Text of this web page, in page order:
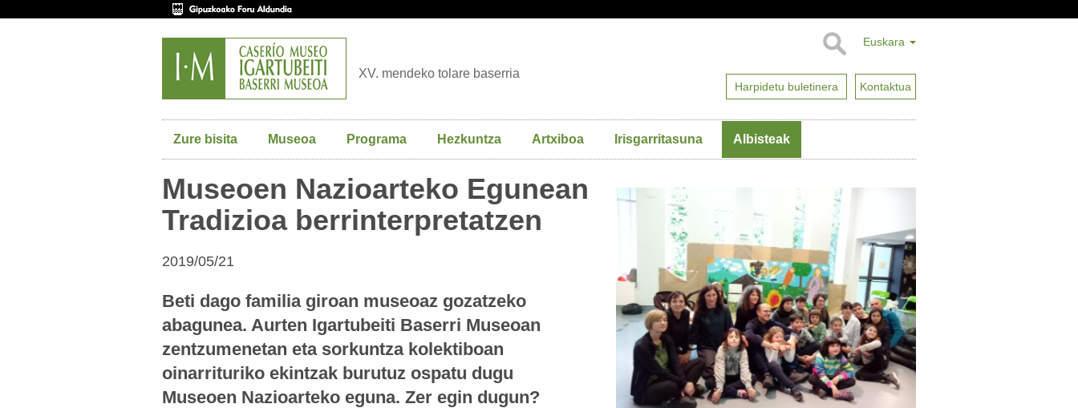
Euskara
Harpidetu buletinera Kontaktua
XV. mendeko tolare baserria
Zure bisita Museoa Programa Hezkuntza Artxiboa Irisgarritasuna Albisteak
Museoen Nazioarteko Egunean
Tradizioa berrinterpretatzen
2019/05/21
Beti dago familia giroan museoaz gozatzeko
abagunea. Aurten Igartubeiti Baserri Museoan
zentzumenetan eta sorkuntza kolektiboan
oinarrituriko ekintzak burutuz ospatu dugu
Museoen Nazioarteko eguna. Zer egin dugun?